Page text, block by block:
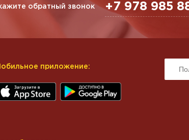
обратный звонок +7 978 985
приложение: